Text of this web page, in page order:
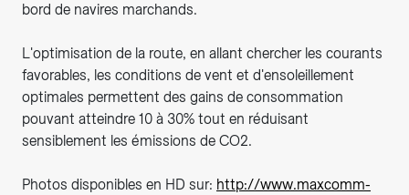
bord de navires marchands.
L'optimisation de la route, en allant chercher les courants
favorables, les conditions de vent et d'ensoleillement
optimales permettent des gains de consommation
pouvant atteindre 10 à 30% tout en réduisant
sensiblement les émissions de CO2.
Photos disponibles en HD sur: http://www.maxcomm-